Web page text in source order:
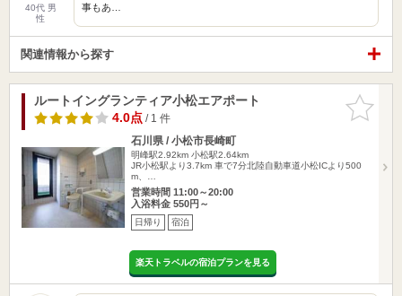
40代 男
性
事もあ…
関連情報から探す
お気に入
りに追加
ルートイングランティア小松エアポート
4.0点/ 1 件
石川県 / 小松市長崎町
明峰駅2.92km 小松駅2.64km
JR小松駅より3.7km 車で7分北陸自動車道小松ICより500
m、…
営業時間 11:00～20:00
入浴料金 550円～
日帰り 宿泊
楽天トラベルの宿泊プランを見る